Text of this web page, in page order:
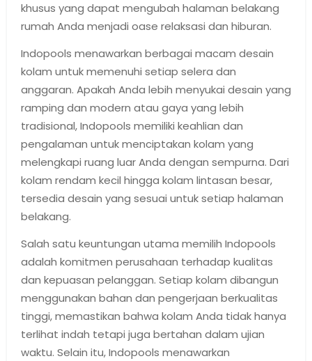
khusus yang dapat mengubah halaman belakang
rumah Anda menjadi oase relaksasi dan hiburan.
Indopools menawarkan berbagai macam desain
kolam untuk memenuhi setiap selera dan
anggaran. Apakah Anda lebih menyukai desain yang
ramping dan modern atau gaya yang lebih
tradisional, Indopools memiliki keahlian dan
pengalaman untuk menciptakan kolam yang
melengkapi ruang luar Anda dengan sempurna. Dari
kolam rendam kecil hingga kolam lintasan besar,
tersedia desain yang sesuai untuk setiap halaman
belakang.
Salah satu keuntungan utama memilih Indopools
adalah komitmen perusahaan terhadap kualitas
dan kepuasan pelanggan. Setiap kolam dibangun
menggunakan bahan dan pengerjaan berkualitas
tinggi, memastikan bahwa kolam Anda tidak hanya
terlihat indah tetapi juga bertahan dalam ujian
waktu. Selain itu, Indopools menawarkan